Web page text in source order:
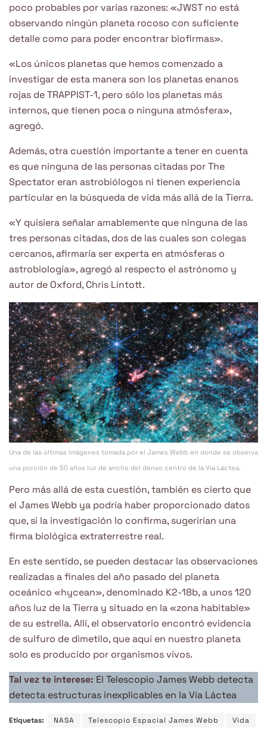
poco probables por varias razones: «JWST no está
observando ningún planeta rocoso con suficiente
detalle como para poder encontrar biofirmas».
«Los únicos planetas que hemos comenzado a
investigar de esta manera son los planetas enanos
rojas de TRAPPIST-1, pero sólo los planetas más
internos, que tienen poca o ninguna atmósfera»,
agregó.
Además, otra cuestión importante a tener en cuenta
es que ninguna de las personas citadas por The
Spectator eran astrobiólogos ni tienen experiencia
particular en la búsqueda de vida más allá de la Tierra.
«Y quisiera señalar amablemente que ninguna de las
tres personas citadas, dos de las cuales son colegas
cercanos, afirmaría ser experta en atmósferas o
astrobiología», agregó al respecto el astrónomo y
autor de Oxford, Chris Lintott.
Una de las últimas imágenes tomada por el James Webb en donde se observa
una porción de 50 años luz de ancho del denso centro de la Vía Láctea.
Pero más allá de esta cuestión, también es cierto que
el James Webb ya podría haber proporcionado datos
que, si la investigación lo confirma, sugerirían una
firma biológica extraterrestre real.
En este sentido, se pueden destacar las observaciones
realizadas a finales del año pasado del planeta
oceánico «hycean», denominado K2-18b, a unos 120
años luz de la Tierra y situado en la «zona habitable»
de su estrella. Allí, el observatorio encontró evidencia
de sulfuro de dimetilo, que aquí en nuestro planeta
solo es producido por organismos vivos.
Tal vez te interese: El Telescopio James Webb detecta
detecta estructuras inexplicables en la Vía Láctea
Etiquetas: NASA Telescopio Espacial James Webb Vida